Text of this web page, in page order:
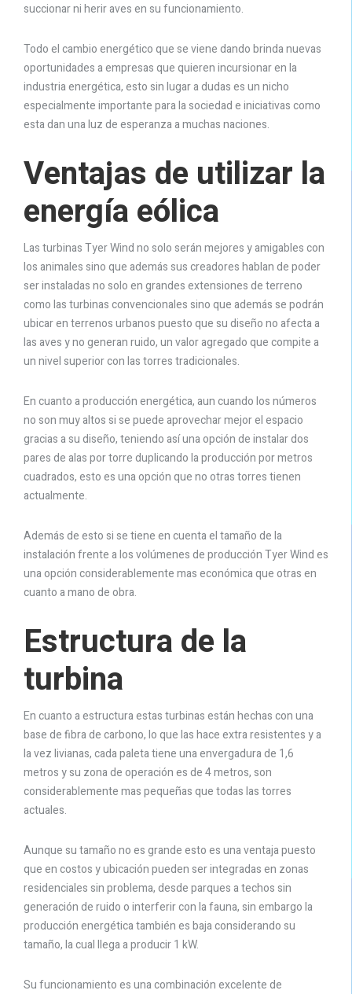
succionar ni herir aves en su funcionamiento.
Todo el cambio energético que se viene dando brinda nuevas
oportunidades a empresas que quieren incursionar en la
industria energética, esto sin lugar a dudas es un nicho
especialmente importante para la sociedad e iniciativas como
esta dan una luz de esperanza a muchas naciones.
Ventajas de utilizar la
energía eólica
Las turbinas Tyer Wind no solo serán mejores y amigables con
los animales sino que además sus creadores hablan de poder
ser instaladas no solo en grandes extensiones de terreno
como las turbinas convencionales sino que además se podrán
ubicar en terrenos urbanos puesto que su diseño no afecta a
las aves y no generan ruido, un valor agregado que compite a
un nivel superior con las torres tradicionales.
En cuanto a producción energética, aun cuando los números
no son muy altos si se puede aprovechar mejor el espacio
gracias a su diseño, teniendo así una opción de instalar dos
pares de alas por torre duplicando la producción por metros
cuadrados, esto es una opción que no otras torres tienen
actualmente.
Además de esto si se tiene en cuenta el tamaño de la
instalación frente a los volúmenes de producción Tyer Wind es
una opción considerablemente mas económica que otras en
cuanto a mano de obra.
Estructura de la
turbina
En cuanto a estructura estas turbinas están hechas con una
base de fibra de carbono, lo que las hace extra resistentes y a
la vez livianas, cada paleta tiene una envergadura de 1,6
metros y su zona de operación es de 4 metros, son
considerablemente mas pequeñas que todas las torres
actuales.
Aunque su tamaño no es grande esto es una ventaja puesto
que en costos y ubicación pueden ser integradas en zonas
residenciales sin problema, desde parques a techos sin
generación de ruido o interferir con la fauna, sin embargo la
producción energética también es baja considerando su
tamaño, la cual llega a producir 1 kW.
Su funcionamiento es una combinación excelente de